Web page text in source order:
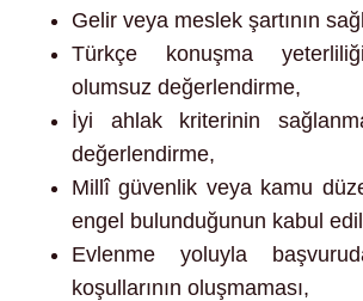
Gelir veya meslek şartının
Türkçe konuşma
olumsuz değerlendirme,
İyi ahlak kriterinin
değerlendirme,
Millî güvenlik veya kamu
engel bulunduğunun kabul
Evlenme yoluyla
koşullarının oluşmaması,